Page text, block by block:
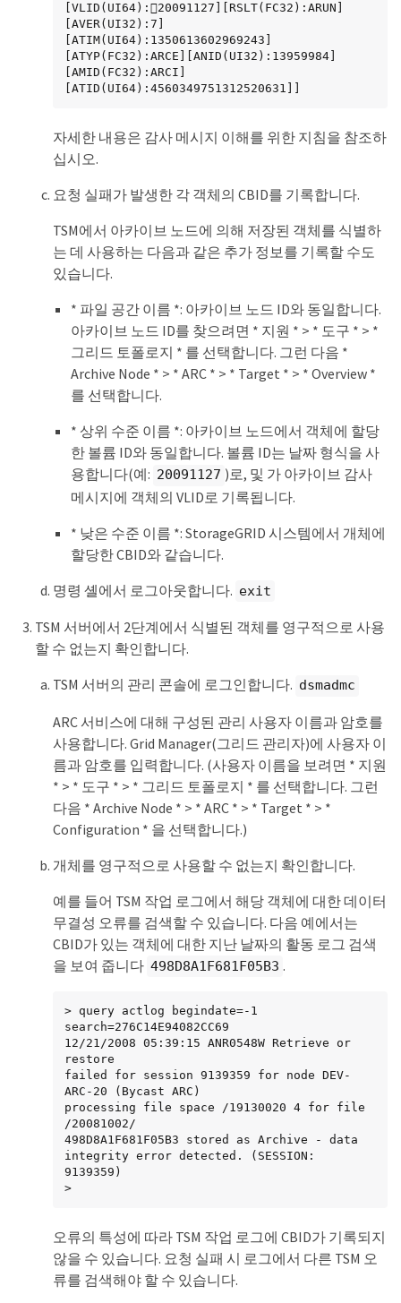
[VLID(UI64):20091127][RSLT(FC32):ARUN]
[AVER(UI32):7]
[ATIM(UI64):1350613602969243]
[ATYP(FC32):ARCE][ANID(UI32):13959984]
[AMID(FC32):ARCI]
[ATID(UI64):4560349751312520631]]
자세한 내용은 감사 메시지 이해를 위한 지침을 참조하
십시오.
요청 실패가 발생한 각 객체의 CBID를 기록합니다.
TSM에서 아카이브 노드에 의해 저장된 객체를 식별하
는 데 사용하는 다음과 같은 추가 정보를 기록할 수도
있습니다.
* 파일 공간 이름 *: 아카이브 노드 ID와 동일합니다.
아카이브 노드 ID를 찾으려면 * 지원 * > * 도구 * > *
그리드 토폴로지 * 를 선택합니다. 그런 다음 *
Archive Node * > * ARC * > * Target * > * Overview *
를 선택합니다.
* 상위 수준 이름 *: 아카이브 노드에서 객체에 할당
한 볼륨 ID와 동일합니다. 볼륨 ID는 날짜 형식을 사
용합니다(예: 20091127 )로, 및 가 아카이브 감사
메시지에 객체의 VLID로 기록됩니다.
* 낮은 수준 이름 *: StorageGRID 시스템에서 개체에
할당한 CBID와 같습니다.
명령 셸에서 로그아웃합니다. exit
TSM 서버에서 2단계에서 식별된 객체를 영구적으로 사용
할 수 없는지 확인합니다.
TSM 서버의 관리 콘솔에 로그인합니다. dsmadmc
ARC 서비스에 대해 구성된 관리 사용자 이름과 암호를
사용합니다. Grid Manager(그리드 관리자)에 사용자 이
름과 암호를 입력합니다. (사용자 이름을 보려면 * 지원
* > * 도구 * > * 그리드 토폴로지 * 를 선택합니다. 그런
다음 * Archive Node * > * ARC * > * Target * > *
Configuration * 을 선택합니다.)
개체를 영구적으로 사용할 수 없는지 확인합니다.
예를 들어 TSM 작업 로그에서 해당 객체에 대한 데이터
무결성 오류를 검색할 수 있습니다. 다음 예에서는
CBID가 있는 객체에 대한 지난 날짜의 활동 로그 검색
을 보여 줍니다 498D8A1F681F05B3 .
> query actlog begindate=-1
search=276C14E94082CC69
12/21/2008 05:39:15 ANR0548W Retrieve or
restore
failed for session 9139359 for node DEV-
ARC-20 (Bycast ARC)
processing file space /19130020 4 for file
/20081002/
498D8A1F681F05B3 stored as Archive - data
integrity error detected. (SESSION:
9139359)
>
오류의 특성에 따라 TSM 작업 로그에 CBID가 기록되지
않을 수 있습니다. 요청 실패 시 로그에서 다른 TSM 오
류를 검색해야 할 수 있습니다.